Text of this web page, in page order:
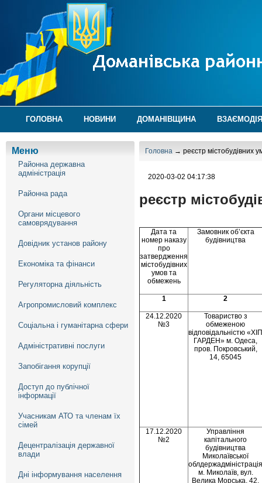
ГОЛОВНА НОВИНИ ДОМАНІВЩИНА
Меню
Районна державна
адміністрація
Районна рада
Органи місцевого
самоврядування
Довідник установ району
Економіка та фінанси
Регуляторна діяльність
Агропромисловий комплекс
Соціальна і гуманітарна сфери
Адміністративні послуги
Запобігання корупції
Доступ до публічної
інформації
Учасникам АТО та членам їх
сімей
Децентралізація державної
влади
Дні інформування населення
Головна → реєстр містобудівних
2020-03-02 04:17:38
реєстр
Дата та
номер наказу
про
затвердження
містобудівних
умов та
обмежень
Замовник об’єкта
будівництва
1 2
24.12.2020
№3
Товариство з
обмеженою
відповідальністю «ХІП
ГАРДЕН» м. Одеса,
пров. Покровський,
14, 65045
17.12.2020
№2
Управління
капітального
будівництва
Миколаївської
облдержадміністрація
м. Миколаїв, вул.
Велика Морська, 42,